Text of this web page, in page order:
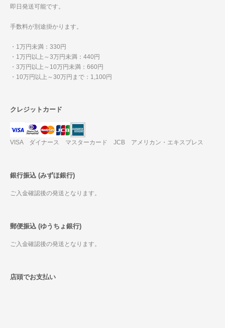
即日発送可能です。
手数料が別途掛かります。
・1万円未満：330円
・1万円以上～3万円未満：440円
・3万円以上～10万円未満：660円
・10万円以上～30万円まで：1,100円
クレジットカード
VISA ダイナース マスターカード JCB アメリカン・エキスプレス
銀行振込 (みずほ銀行)
ご入金確認後の発送となります。
郵便振込 (ゆうちょ銀行)
ご入金確認後の発送となります。
店頭でお支払い